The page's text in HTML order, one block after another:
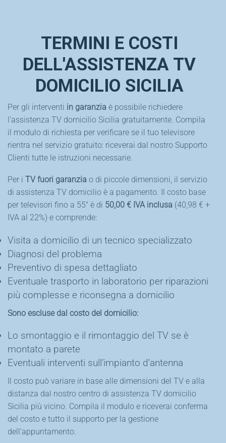
TERMINI E COSTI
DELL'ASSISTENZA TV
DOMICILIO SICILIA
Per gli interventi in garanzia è possibile richiedere
l’assistenza TV domicilio Sicilia gratuitamente. Compila
il modulo di richiesta per verificare se il tuo televisore
rientra nel servizio gratuito: riceverai dal nostro Supporto
Clienti tutte le istruzioni necessarie.
Per i TV fuori garanzia o di piccole dimensioni, il servizio
di assistenza TV domicilio è a pagamento. Il costo base
per televisori fino a 55″ è di 50,00 € IVA inclusa (40,98 € +
IVA al 22%) e comprende:
Visita a domicilio di un tecnico specializzato
Diagnosi del problema
Preventivo di spesa dettagliato
Eventuale trasporto in laboratorio per riparazioni
più complesse e riconsegna a domicilio
Sono escluse dal costo del domicilio:
Lo smontaggio e il rimontaggio del TV se è
montato a parete
Eventuali interventi sull’impianto d’antenna
Il costo può variare in base alle dimensioni del TV e alla
distanza dal nostro centro di assistenza TV domicilio
Sicilia più vicino. Compila il modulo e riceverai conferma
del costo e tutto il supporto per la gestione
dell’appuntamento.